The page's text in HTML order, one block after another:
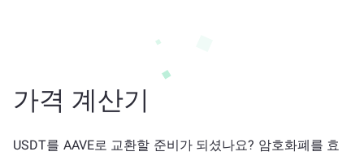
가격 계산기
USDT를 AAVE로 교환할 준비가 되셨나요? 암호화폐를 효